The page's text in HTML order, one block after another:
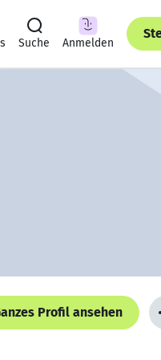
Suche Anmelden
Profil ansehen